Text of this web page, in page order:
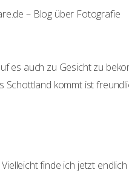
– Blog über Fotografie
es auch zu Gesicht zu
Schottland kommt ist
finde ich jetzt